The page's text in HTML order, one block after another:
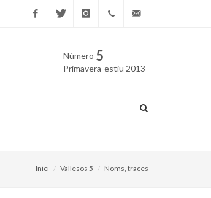
40 40
Número 5
Primavera-estiu 2013
Inici Vallesos 5 Noms, traces